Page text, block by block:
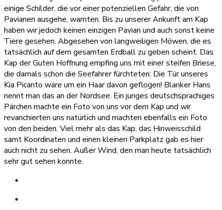
einige Schilder, die vor einer potenziellen Gefahr, die von
Pavianen ausgehe, warnten. Bis zu unserer Ankunft am Kap
haben wir jedoch keinen einzigen Pavian und auch sonst keine
Tiere gesehen. Abgesehen von langweiligen Möwen, die es
tatsächlich auf dem gesamten Erdball zu geben scheint. Das
Kap der Guten Hoffnung empfing uns mit einer steifen Briese,
die damals schon die Seefahrer fürchteten: Die Tür unseres
Kia Picanto wäre um ein Haar davon geflogen! Blanker Hans
nennt man das an der Nordsee. Ein junges deutschsprachiges
Pärchen machte ein Foto von uns vor dem Kap und wir
revanchierten uns natürlich und machten ebenfalls ein Foto
von den beiden. Viel mehr als das Kap, das Hinweisschild
samt Koordinaten und einen kleinen Parkplatz gab es hier
auch nicht zu sehen. Außer Wind, den man heute tatsächlich
sehr gut sehen konnte.